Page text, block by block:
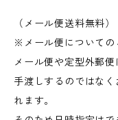
（メール便送料無料）
※メール便について
メール便や定型外郵
手渡しするのではな
れます。